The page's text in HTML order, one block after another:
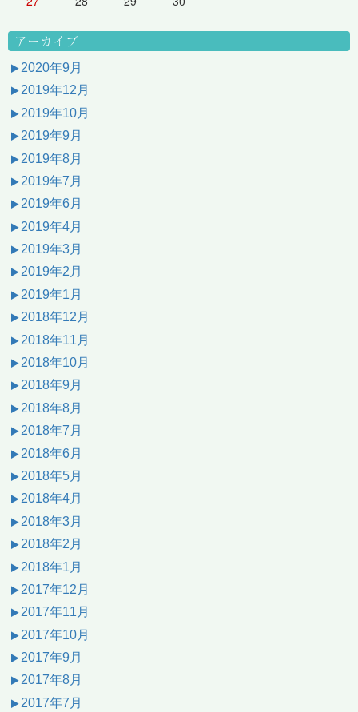
アーカイブ
2020年9月
2019年12月
2019年10月
2019年9月
2019年8月
2019年7月
2019年6月
2019年4月
2019年3月
2019年2月
2019年1月
2018年12月
2018年11月
2018年10月
2018年9月
2018年8月
2018年7月
2018年6月
2018年5月
2018年4月
2018年3月
2018年2月
2018年1月
2017年12月
2017年11月
2017年10月
2017年9月
2017年8月
2017年7月